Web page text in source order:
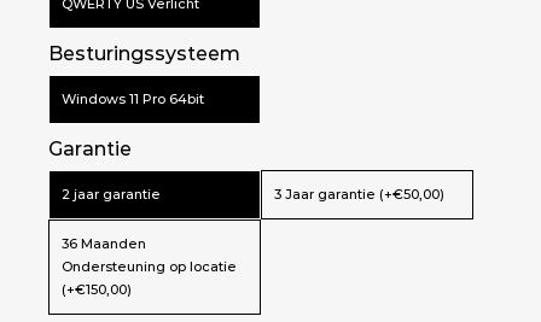
QWERTY US Verlicht
Besturingssysteem
Windows 11 Pro 64bit
Garantie
2 jaar garantie 3 Jaar garantie (+€50,00)
36 Maanden
Ondersteuning op locatie
(+€150,00)